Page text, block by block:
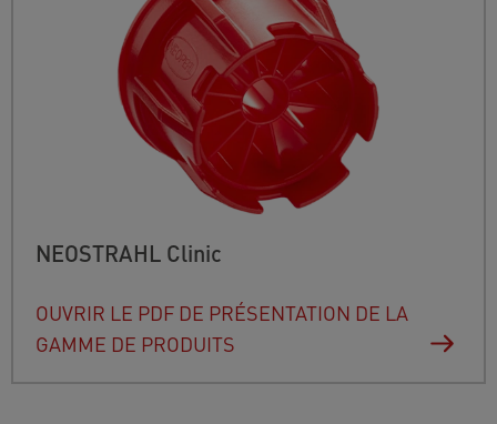
NEOSTRAHL Clinic
OUVRIR LE PDF DE PRÉSENTATION DE LA
GAMME DE PRODUITS